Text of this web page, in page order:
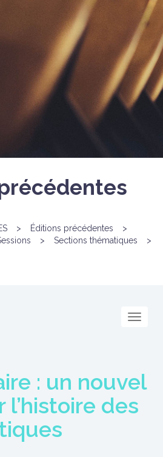
> Éditions précédentes
>
> Sections thématiques
>
Menu
: un nouvel
des